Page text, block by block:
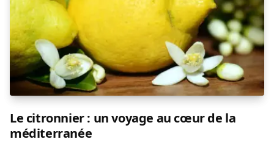
Le citronnier : un voyage au cœur de la
méditerranée